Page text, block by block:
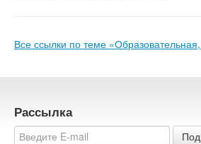
Все ссылки по теме
Рассылка